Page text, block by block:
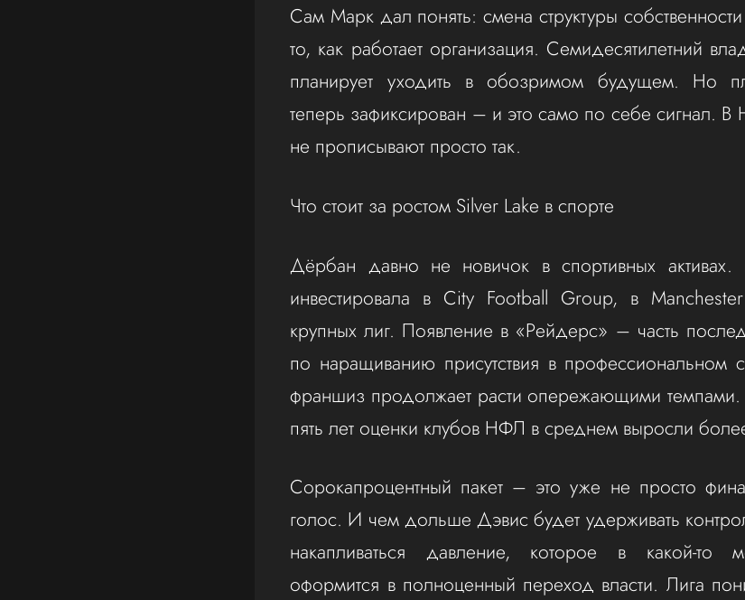
Сам Марк дал понять: смена структуры
то, как работает организация. Семидесятилетний
планирует уходить в обозримом будущем. Но
теперь зафиксирован – и это само по себе сигнал.
не прописывают просто так.
Что стоит за ростом Silver Lake в спорте
Дёрбан давно не новичок в спортивных активах.
инвестировала в City Football Group, в
крупных лиг. Появление в «Рейдерс» – часть
по наращиванию присутствия в профессиональном
франшиз продолжает расти опережающими темпами.
пять лет оценки клубов НФЛ в среднем выросли
Сорокапроцентный пакет – это уже не просто
голос. И чем дольше Дэвис будет удерживать
накапливаться давление, которое в какой-то
оформится в полноценный переход власти. Лига